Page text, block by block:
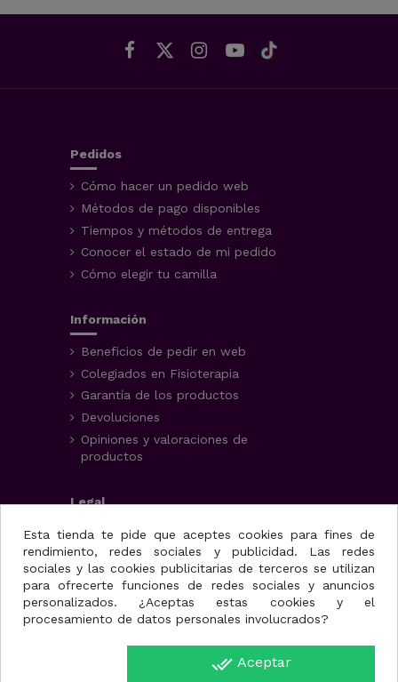
Pedidos
Cómo hacer un pedido web
Métodos de pago disponibles
Tiempos y métodos de entrega
Conocer el estado de mi pedido
Cómo elegir tu camilla
Información
Beneficios de pedir en web
Colegiados en Fisioterapia
Garantía de los productos
Devoluciones
Opiniones y valoraciones de
productos
Legal
Aviso Legal
Condiciones generales
Política de privacidad
Uso de cookies
Fisioportunity S.L.
Avenida de la juventud,
Esta tienda te pide que aceptes cookies para fines de
rendimiento, redes sociales y publicidad. Las redes
sociales y las cookies publicitarias de terceros se utilizan
para ofrecerte funciones de redes sociales y anuncios
personalizados. ¿Aceptas estas cookies y el
procesamiento de datos personales involucrados?
done_all Aceptar